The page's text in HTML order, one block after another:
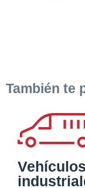
También te
Vehículos